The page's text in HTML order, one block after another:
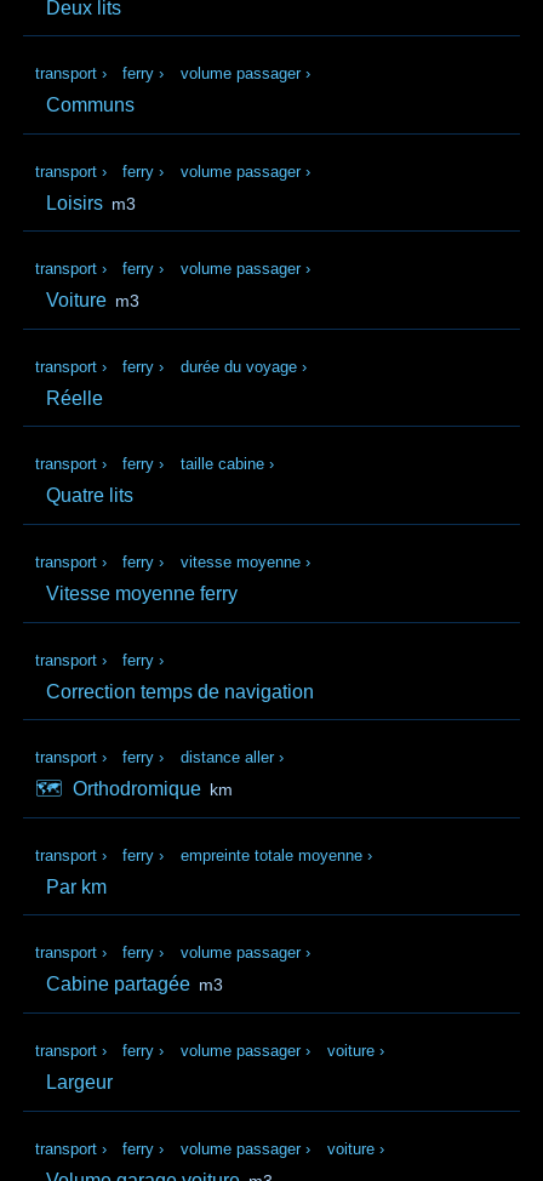
Deux lits
transport › ferry › volume passager ›
Communs
transport › ferry › volume passager ›
Loisirs m3
transport › ferry › volume passager ›
Voiture m3
transport › ferry › durée du voyage ›
Réelle
transport › ferry › taille cabine ›
Quatre lits
transport › ferry › vitesse moyenne ›
Vitesse moyenne ferry
transport › ferry ›
Correction temps de navigation
transport › ferry › distance aller ›
🗺️ Orthodromique km
transport › ferry › empreinte totale moyenne ›
Par km
transport › ferry › volume passager ›
Cabine partagée m3
transport › ferry › volume passager › voiture ›
Largeur
transport › ferry › volume passager › voiture ›